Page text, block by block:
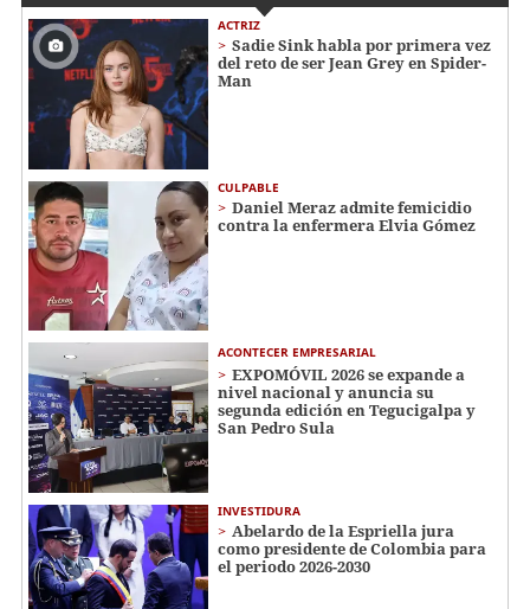
ACTRIZ
Sadie Sink habla por primera vez
del reto de ser Jean Grey en Spider-
Man
CULPABLE
Daniel Meraz admite femicidio
contra la enfermera Elvia Gómez
ACONTECER EMPRESARIAL
EXPOMÓVIL 2026 se expande a
nivel nacional y anuncia su
segunda edición en Tegucigalpa y
San Pedro Sula
INVESTIDURA
Abelardo de la Espriella jura
como presidente de Colombia para
el periodo 2026-2030